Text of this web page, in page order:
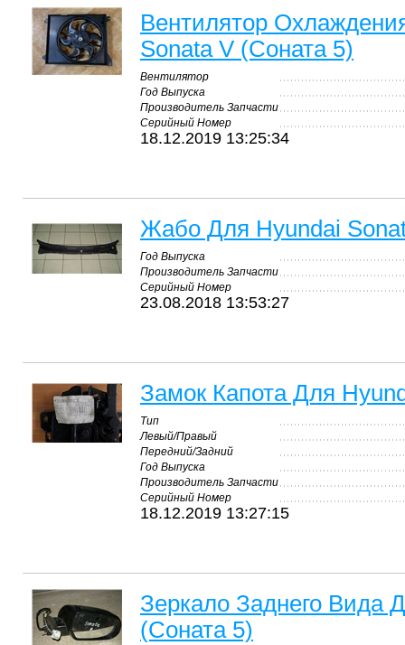
Вентилятор
Sonata V (Соната 5)
Вентилятор
Год Выпуска
Производитель Запчасти
Серийный Номер
18.12.2019 13:25:34
Жабо Для Hyundai
Год Выпуска
Производитель Запчасти
Серийный Номер
23.08.2018 13:53:27
Замок Капота Для
Тип
Левый/Правый
Передний/Задний
Год Выпуска
Производитель Запчасти
Серийный Номер
18.12.2019 13:27:15
Зеркало Заднего Вида
(Соната 5)